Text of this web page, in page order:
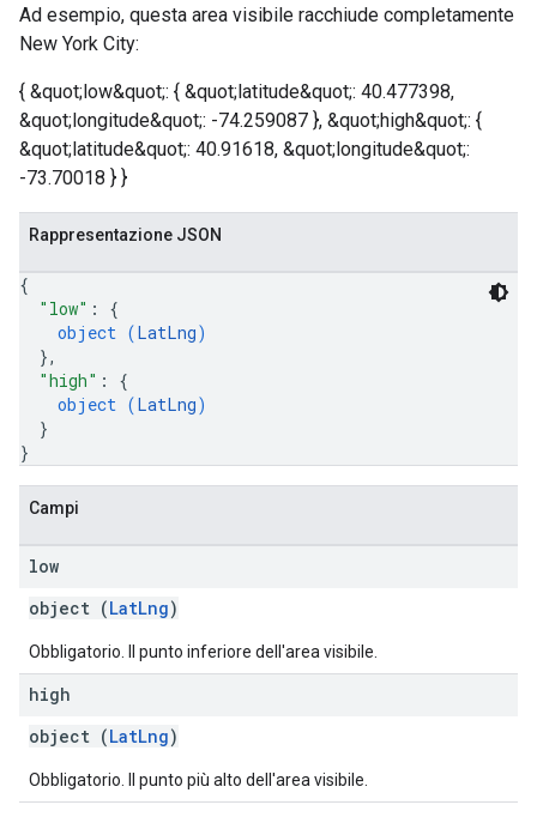
Ad esempio, questa area visibile racchiude completamente
New York City:
{ &quot;low&quot;: { &quot;latitude&quot;: 40.477398,
&quot;longitude&quot;: -74.259087 }, &quot;high&quot;: {
&quot;latitude&quot;: 40.91618, &quot;longitude&quot;:
-73.70018 } }
Rappresentazione JSON
{
"low" : {
object (LatLng)
},
"high" : {
object (LatLng)
}
}
Campi
low
object (LatLng)
Obbligatorio. Il punto inferiore dell'area visibile.
high
object (LatLng)
Obbligatorio. Il punto più alto dell'area visibile.